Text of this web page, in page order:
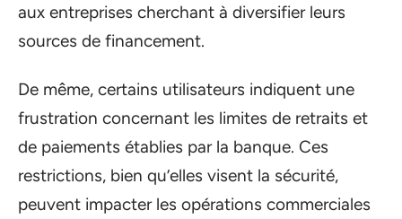
aux entreprises cherchant à diversifier leurs
sources de financement.
De même, certains utilisateurs indiquent une
frustration concernant les limites de retraits et
de paiements établies par la banque. Ces
restrictions, bien qu’elles visent la sécurité,
peuvent impacter les opérations commerciales